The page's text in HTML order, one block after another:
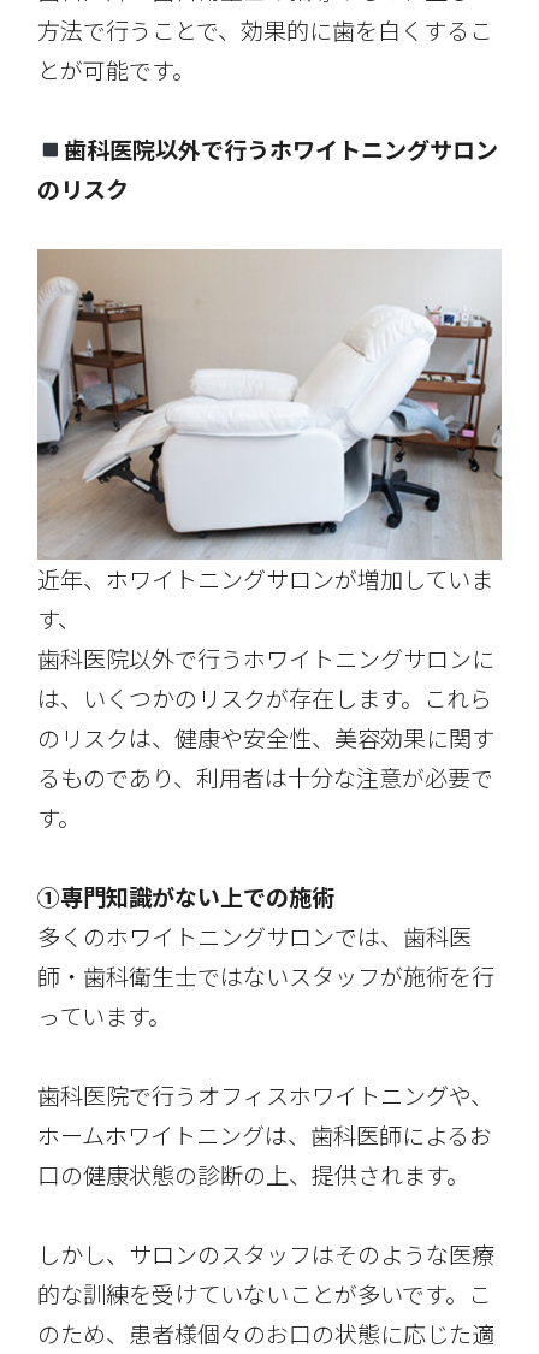
方法で行うことで、効果的に歯を白くするこ
とが可能です。
歯科医院以外で行うホワイトニングサロン
のリスク
近年、ホワイトニングサロンが増加していま
す、
歯科医院以外で行うホワイトニングサロンに
は、いくつかのリスクが存在します。これら
のリスクは、健康や安全性、美容効果に関す
るものであり、利用者は十分な注意が必要で
す。
①専門知識がない上での施術
多くのホワイトニングサロンでは、歯科医
師・歯科衛生士ではないスタッフが施術を行
っています。
歯科医院で行うオフィスホワイトニングや、
ホームホワイトニングは、歯科医師によるお
口の健康状態の診断の上、提供されます。
しかし、サロンのスタッフはそのような医療
的な訓練を受けていないことが多いです。こ
のため、患者様個々のお口の状態に応じた適